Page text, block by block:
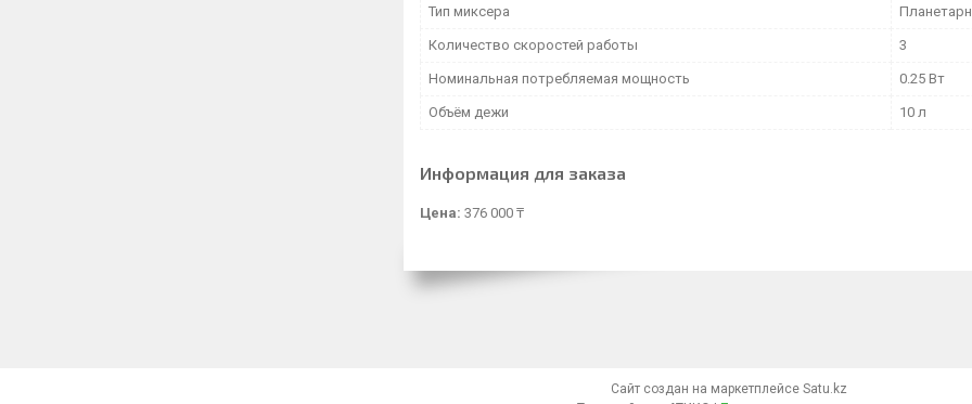
Тип миксера
Количество скоростей работы 3
Номинальная потребляемая мощность 0.25 Вт
Объём дежи 10 л
Информация для заказа
Цена: 376 000 ₸
Сайт создан на маркетплейсе Satu.kz